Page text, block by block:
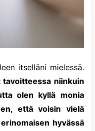
itselläni mielessä.
tavoitteessa niinkuin
olen kyllä monia
että voisin vielä
hyvässä